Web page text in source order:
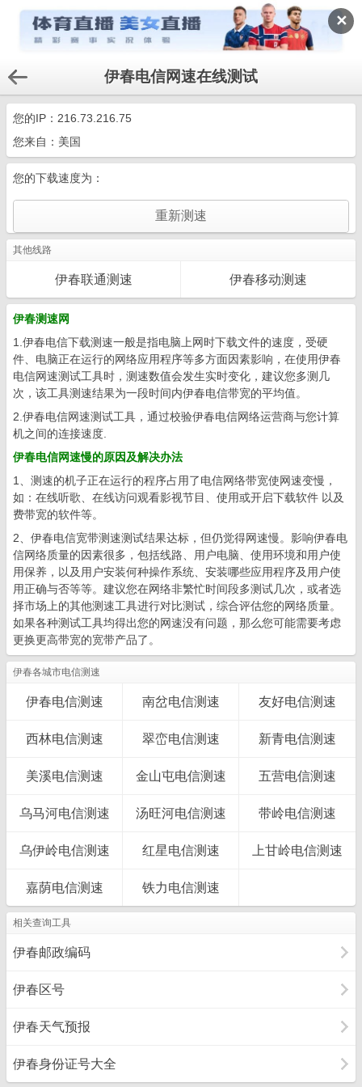
✕
伊春电信网速在线测试
您的IP： 216.73.216.75
您来自：美国
您的下载速度为：
其他线路
伊春联通测速 伊春移动测速
伊春测速网
1.伊春电信下载测速一般是指电脑上网时下载文件的速度，受硬
件、电脑正在运行的网络应用程序等多方面因素影响，在使用伊春
电信网速测试工具时，测速数值会发生实时变化，建议您多测几
次，该工具测速结果为一段时间内伊春电信带宽的平均值。
2.伊春电信网速测试工具，通过校验伊春电信网络运营商与您计算
机之间的连接速度.
伊春电信网速慢的原因及解决办法
1、测速的机子正在运行的程序占用了电信网络带宽使网速变慢，
如：在线听歌、在线访问观看影视节目、使用或开启下载软件 以及
费带宽的软件等。
2、伊春电信宽带测速测试结果达标，但仍觉得网速慢。影响伊春电
信网络质量的因素很多，包括线路、用户电脑、使用环境和用户使
用保养，以及用户安装何种操作系统、安装哪些应用程序及用户使
用正确与否等等。建议您在网络非繁忙时间段多测试几次，或者选
择市场上的其他测速工具进行对比测试，综合评估您的网络质量。
如果各种测试工具均得出您的网速没有问题，那么您可能需要考虑
更换更高带宽的宽带产品了。
伊春各城市电信测速
伊春电信测速 南岔电信测速 友好电信测速
西林电信测速 翠峦电信测速 新青电信测速
美溪电信测速 金山屯电信测速 五营电信测速
乌马河电信测速 汤旺河电信测速 带岭电信测速
乌伊岭电信测速 红星电信测速 上甘岭电信测速
嘉荫电信测速 铁力电信测速
相关查询工具
伊春邮政编码
伊春区号
伊春天气预报
伊春身份证号大全